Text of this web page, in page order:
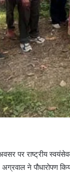
पर राष्ट्रीय
ने पौधारोपण